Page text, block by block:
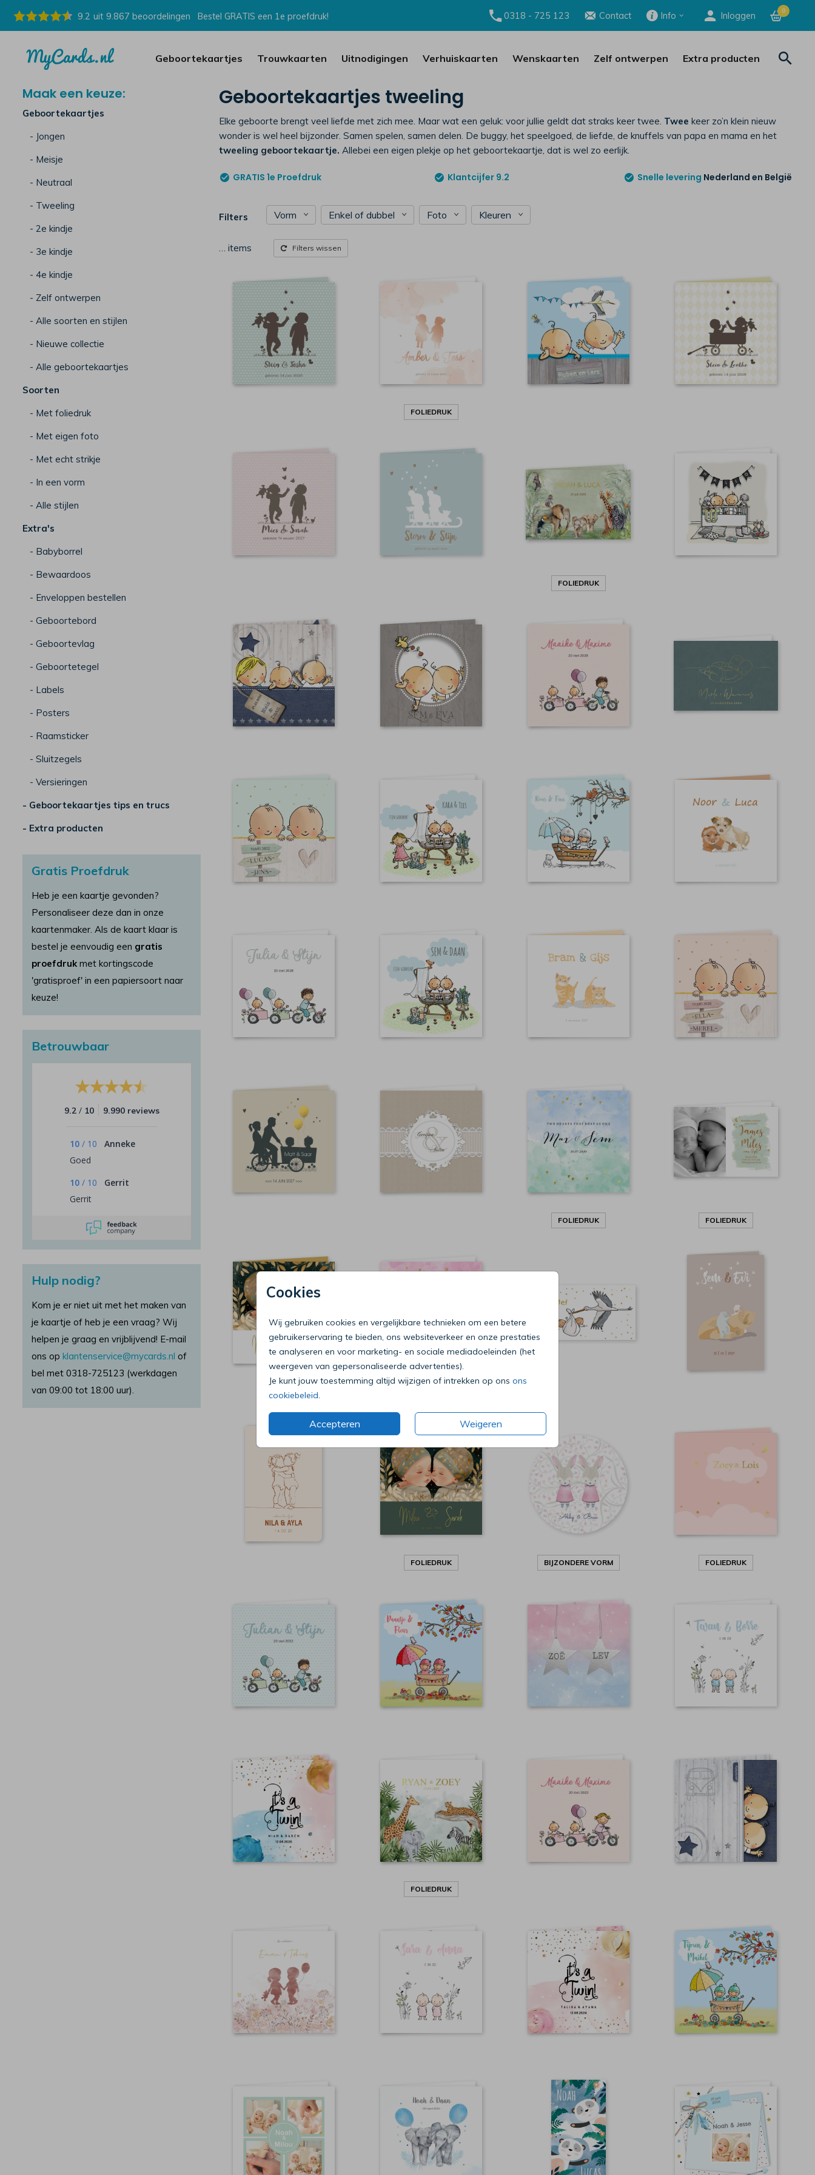
9.2 uit 9.867 beoordelingen Bestel GRATIS een 1e proefdruk! 0318 - 725 123 Contact Info Inloggen 0
Geboortekaartjes Trouwkaarten Uitnodigingen Verhuiskaarten Wenskaarten Zelf ontwerpen Extra producten
Cookies
Wij gebruiken cookies en vergelijkbare technieken om een betere
gebruikerservaring te bieden, ons websiteverkeer en onze prestaties
te analyseren en voor marketing- en sociale mediadoeleinden (het
weergeven van gepersonaliseerde advertenties).
Je kunt jouw toestemming altijd wijzigen of intrekken op ons ons
cookiebeleid.
Accepteren Weigeren
Maak een keuze:
Geboortekaartjes
- Jongen
- Meisje
- Neutraal
- Tweeling
- 2e kindje
- 3e kindje
- 4e kindje
- Zelf ontwerpen
- Alle soorten en stijlen
- Nieuwe collectie
- Alle geboortekaartjes
Soorten
- Met foliedruk
- Met eigen foto
- Met echt strikje
- In een vorm
- Alle stijlen
Extra's
- Babyborrel
- Bewaardoos
- Enveloppen bestellen
- Geboortebord
- Geboortevlag
- Geboortetegel
- Labels
- Posters
- Raamsticker
- Sluitzegels
- Versieringen
- Geboortekaartjes tips en trucs
- Extra producten
Gratis Proefdruk
Heb je een kaartje gevonden?
Personaliseer deze dan in onze
kaartenmaker. Als de kaart klaar is
bestel je eenvoudig een gratis
proefdrukmet kortingscode
'gratisproef' in een papiersoort naar
keuze!
Betrouwbaar
9.2 / 10 9.990 reviews
10 / 10
Anneke
Goed
10 / 10
Gerrit
Gerrit
Hulp nodig?
Kom je er niet uit met het maken van
je kaartje of heb je een vraag? Wij
helpen je graag en vrijblijvend! E-mail
ons op klantenservice@mycards.nl of
bel met 0318-725123 (werkdagen
van 09:00 tot 18:00 uur).
Geboortekaartjes tweeling
Elke geboorte brengt veel liefde met zich mee. Maar wat een geluk: voor jullie geldt dat straks keer twee. Twee keer zo’n klein nieuw
wonder is wel heel bijzonder. Samen spelen, samen delen. De buggy, het speelgoed, de liefde, de knuffels van papa en mama en het
tweeling geboortekaartje. Allebei een eigen plekje op het geboortekaartje, dat is wel zo eerlijk.
GRATIS1e Proefdruk Klantcijfer 9.2 Snelle levering Nederland en België
Filters Vorm Enkel of dubbel Foto Kleuren
… items Filters wissen
FOLIEDRUK
FOLIEDRUK
FOLIEDRUK FOLIEDRUK
FOLIEDRUK
FOLIEDRUK BIJZONDERE VORM FOLIEDRUK
FOLIEDRUK